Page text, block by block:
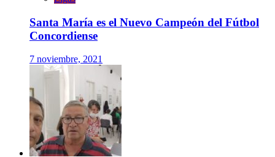
Santa María es el Nuevo Campeón del Fútbol
Concordiense
7 noviembre, 2021